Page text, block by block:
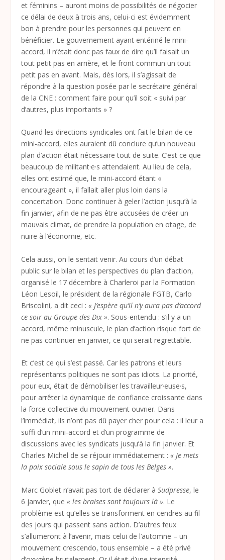
et féminins – auront moins de possibilités de négocier
ce délai de deux à trois ans, celui-ci est évidemment
bon à prendre pour les personnes qui peuvent en
bénéficier. Le gouvernement ayant entériné le mini-
accord, il n’était donc pas faux de dire qu’il faisait un
tout petit pas en arrière, et le front commun un tout
petit pas en avant. Mais, dès lors, il s’agissait de
répondre à la question posée par le secrétaire général
de la CNE : comment faire pour qu’il soit « suivi par
d’autres, plus importants » ?
Quand les directions syndicales ont fait le bilan de ce
mini-accord, elles auraient dû conclure qu’un nouveau
plan d’action était nécessaire tout de suite. C’est ce que
beaucoup de militant·e·s attendaient. Au lieu de cela,
elles ont estimé que, le mini-accord étant «
encourageant », il fallait aller plus loin dans la
concertation. Donc continuer à geler l’action jusqu’à la
fin janvier, afin de ne pas être accusées de créer un
mauvais climat, de prendre la population en otage, de
nuire à l’économie, etc.
Cela aussi, on le sentait venir. Au cours d’un débat
public sur le bilan et les perspectives du plan d’action,
organisé le 17 décembre à Charleroi par la Formation
Léon Lesoil, le président de la régionale FGTB, Carlo
Briscolini, a dit ceci :« J’espère qu’il n’y aura pas d’accord
ce soir au Groupe des Dix ». Sous-entendu : s’il y a un
accord, même minuscule, le plan d’action risque fort de
ne pas continuer en janvier, ce qui serait regrettable.
Et c’est ce qui s’est passé. Car les patrons et leurs
représentants politiques ne sont pas idiots. La priorité,
pour eux, était de démobiliser les travailleur·euse·s,
pour arrêter la dynamique de confiance croissante dans
la force collective du mouvement ouvrier. Dans
l’immédiat, ils n’ont pas dû payer cher pour cela : il leur a
suffi d’un mini-accord et d’un programme de
discussions avec les syndicats jusqu’à la fin janvier. Et
Charles Michel de se réjouir immédiatement :« Je mets
la paix sociale sous le sapin de tous les Belges ».
Marc Goblet n’avait pas tort de déclarer àSudpresse, le
6 janvier, que« les braises sont toujours là ». Le
problème est qu’elles se transforment en cendres au fil
des jours qui passent sans action. D’autres feux
s’allumeront à l’avenir, mais celui de l’automne – un
mouvement crescendo, tous ensemble – a été privé